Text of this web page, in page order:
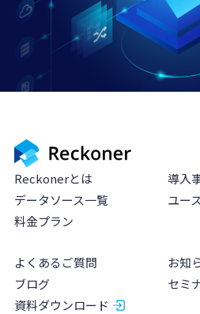
Reckonerとは
導入
データソース一覧
ユー
料金プラン
よくあるご質問
お知
ブログ
セミ
資料ダウンロード